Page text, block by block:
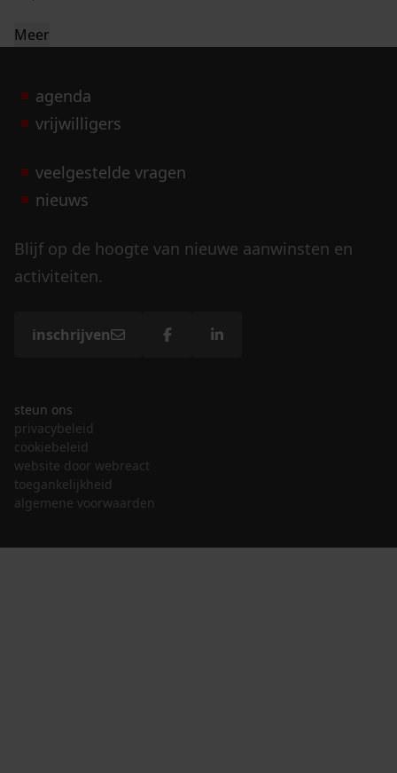
Meer
agenda
vrijwilligers
veelgestelde vragen
nieuws
Blijf op de hoogte van nieuwe aanwinsten en
activiteiten.
inschrijven
steun ons
privacybeleid
cookiebeleid
website door webreact
toegankelijkheid
algemene voorwaarden